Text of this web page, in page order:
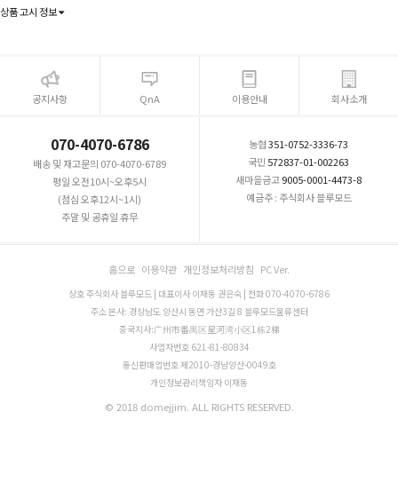
상품 고시 정보
공지사항 QnA 이용안내 회사소개
070-4070-6786
배송 및 재고문의 070-4070-6789
평일 오전10시~오후5시
(점심 오후12시~1시)
주말 및 공휴일 휴무
농협351-0752-3336-73
국민 572837-01-002263
새마을금고9005-0001-4473-8
예금주 : 주식회사 블루모드
홈으로 이용약관 개인정보처리방침 PC Ver.
상호 주식회사 블루모드 | 대표이사 이재동 권은숙 | 전화 070-4070-6786
주소 본사: 경상남도 양산시 동면 가산3길 8 블루모드물류센터
중국지사:广州市番禺区星河湾小区1栋2梯
사업자번호 621-81-80834
통신판매업번호 제2010-경남양산-0049호
개인정보관리책임자 이재동
© 2018 domejjim. ALL RIGHTS RESERVED.